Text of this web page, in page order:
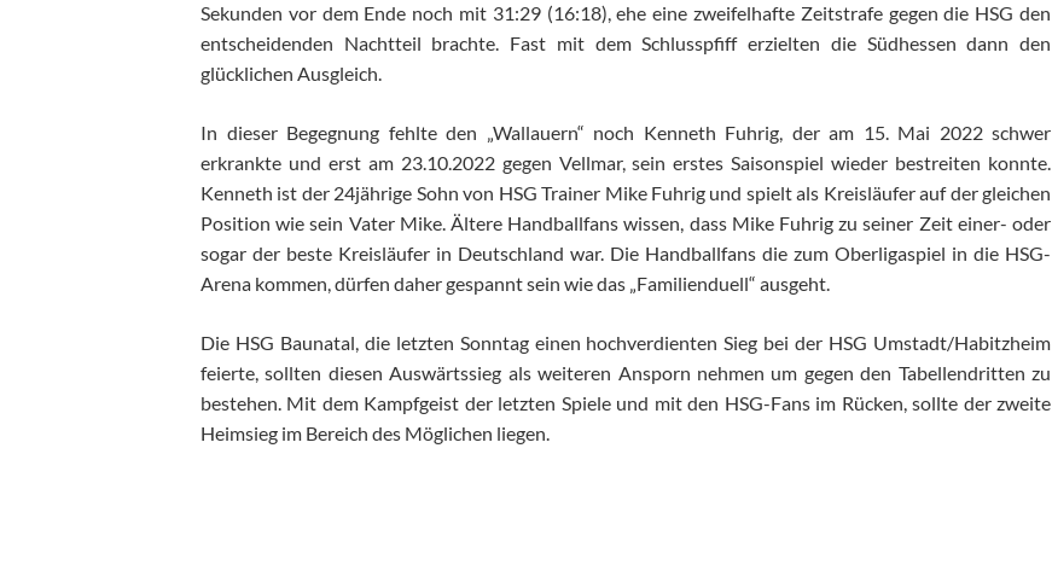
Sekunden vor dem Ende noch mit 31:29 (16:18), ehe eine zweifelhafte Zeitstrafe gegen die HSG den
entscheidenden Nachtteil brachte. Fast mit dem Schlusspfiff erzielten die Südhessen dann den
glücklichen Ausgleich.
In dieser Begegnung fehlte den „Wallauern“ noch Kenneth Fuhrig, der am 15. Mai 2022 schwer
erkrankte und erst am 23.10.2022 gegen Vellmar, sein erstes Saisonspiel wieder bestreiten konnte.
Kenneth ist der 24jährige Sohn von HSG Trainer Mike Fuhrig und spielt als Kreisläufer auf der gleichen
Position wie sein Vater Mike. Ältere Handballfans wissen, dass Mike Fuhrig zu seiner Zeit einer- oder
sogar der beste Kreisläufer in Deutschland war. Die Handballfans die zum Oberligaspiel in die HSG-
Arena kommen, dürfen daher gespannt sein wie das „Familienduell“ ausgeht.
Die HSG Baunatal, die letzten Sonntag einen hochverdienten Sieg bei der HSG Umstadt/Habitzheim
feierte, sollten diesen Auswärtssieg als weiteren Ansporn nehmen um gegen den Tabellendritten zu
bestehen. Mit dem Kampfgeist der letzten Spiele und mit den HSG-Fans im Rücken, sollte der zweite
Heimsieg im Bereich des Möglichen liegen.